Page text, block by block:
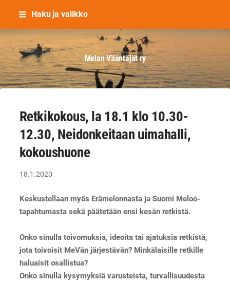
Siirry
sisältöön
Haku ja valikko
Melan Vääntäjät ry
Retkikokous, la 18.1 klo 10.30-
12.30, Neidonkeitaan uimahalli,
kokoushuone
18.1.2020
Keskustellaan myös Erämelonnasta ja Suomi Meloo-
tapahtumasta sekä päätetään ensi kesän retkistä.
Onko sinulla toivomuksia, ideoita tai ajatuksia retkistä,
jota toivoisit MeVän järjestävän? Minkälaisille retkille
haluaisit osallistua?
Onko sinulla kysymyksiä varusteista, turvallisuudesta